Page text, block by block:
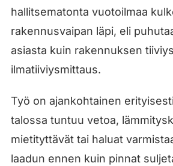
hallitsematonta vuotoilmaa
rakennusvaipan läpi, eli
asiasta kuin rakennuksen
ilmatiiviysmittaus.
Työ on ajankohtainen
talossa tuntuu vetoa,
mietityttävät tai haluat
laadun ennen kuin pinnat